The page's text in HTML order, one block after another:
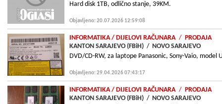
Hard disk 1TB, odlično stanje, 39KM.
Objavljeno: 20.07.2026 12:59:08
INFORMATIKA/ DIJELOVI RAČUNARA / PRODAJA
KANTON SARAJEVO (FBiH) / NOVO SARAJEVO
DVD/CD-RW, za laptope Panasonic, Sony-Vaio, model
Objavljeno: 29.04.2026 07:43:17
INFORMATIKA/ DIJELOVI RAČUNARA / PRODAJA
KANTON SARAJEVO (FBiH) / NOVO SARAJEVO